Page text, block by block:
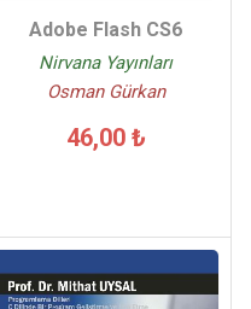
Adobe Flash CS6
Nirvana Yayınları
Osman Gürkan
46,00 ₺